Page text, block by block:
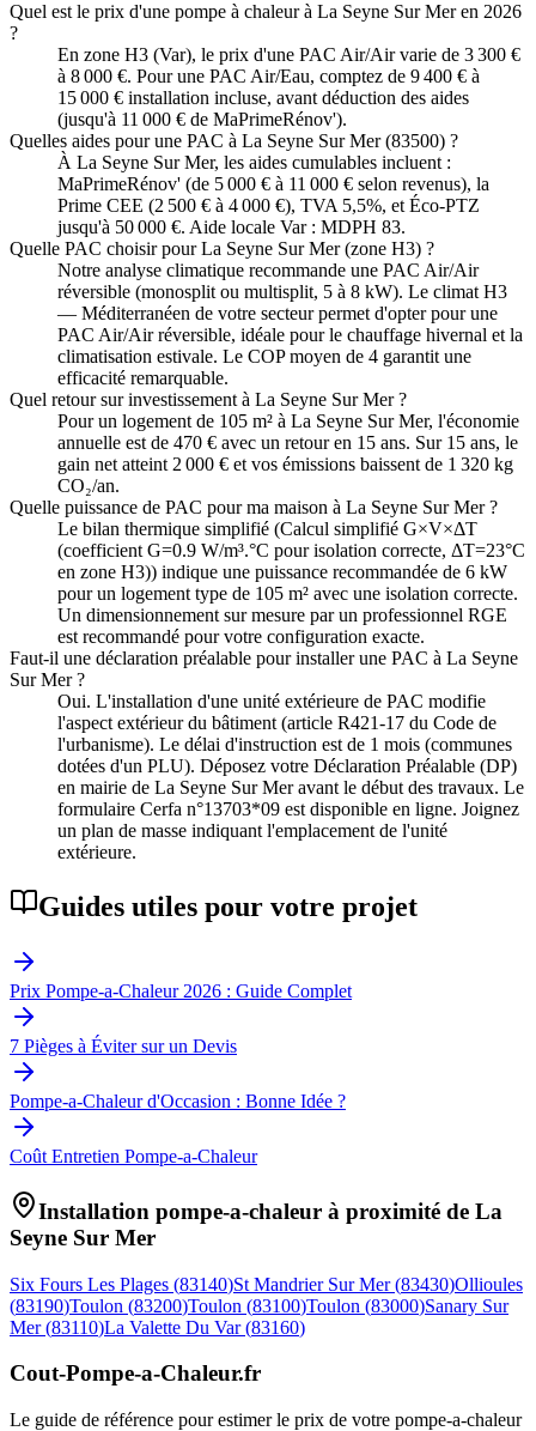
Quel est le prix d'une pompe à chaleur à La Seyne Sur Mer en 2026
?
En zone H3 (Var), le prix d'une PAC Air/Air varie de 3 300 €
à 8 000 €. Pour une PAC Air/Eau, comptez de 9 400 € à
15 000 € installation incluse, avant déduction des aides
(jusqu'à 11 000 € de MaPrimeRénov').
Quelles aides pour une PAC à La Seyne Sur Mer (83500) ?
À La Seyne Sur Mer, les aides cumulables incluent :
MaPrimeRénov' (de 5 000 € à 11 000 € selon revenus), la
Prime CEE (2 500 € à 4 000 €), TVA 5,5%, et Éco-PTZ
jusqu'à 50 000 €. Aide locale Var : MDPH 83.
Quelle PAC choisir pour La Seyne Sur Mer (zone H3) ?
Notre analyse climatique recommande une PAC Air/Air
réversible (monosplit ou multisplit, 5 à 8 kW). Le climat H3
— Méditerranéen de votre secteur permet d'opter pour une
PAC Air/Air réversible, idéale pour le chauffage hivernal et la
climatisation estivale. Le COP moyen de 4 garantit une
efficacité remarquable.
Quel retour sur investissement à La Seyne Sur Mer ?
Pour un logement de 105 m² à La Seyne Sur Mer, l'économie
annuelle est de 470 € avec un retour en 15 ans. Sur 15 ans, le
gain net atteint 2 000 € et vos émissions baissent de 1 320 kg
CO₂/an.
Quelle puissance de PAC pour ma maison à La Seyne Sur Mer ?
Le bilan thermique simplifié (Calcul simplifié G×V×ΔT
(coefficient G=0.9 W/m³.°C pour isolation correcte, ΔT=23°C
en zone H3)) indique une puissance recommandée de 6 kW
pour un logement type de 105 m² avec une isolation correcte.
Un dimensionnement sur mesure par un professionnel RGE
est recommandé pour votre configuration exacte.
Faut-il une déclaration préalable pour installer une PAC à La Seyne
Sur Mer ?
Oui. L'installation d'une unité extérieure de PAC modifie
l'aspect extérieur du bâtiment (article R421-17 du Code de
l'urbanisme). Le délai d'instruction est de 1 mois (communes
dotées d'un PLU). Déposez votre Déclaration Préalable (DP)
en mairie de La Seyne Sur Mer avant le début des travaux. Le
formulaire Cerfa n°13703*09 est disponible en ligne. Joignez
un plan de masse indiquant l'emplacement de l'unité
extérieure.
Guides utiles pour votre projet
Prix Pompe-a-Chaleur 2026 : Guide Complet
7 Pièges à Éviter sur un Devis
Pompe-a-Chaleur d'Occasion : Bonne Idée ?
Coût Entretien Pompe-a-Chaleur
Installation pompe-a-chaleur à proximité de La
Seyne Sur Mer
Six Fours Les Plages (83140)St Mandrier Sur Mer (83430)Ollioules
(83190)Toulon (83200)Toulon (83100)Toulon (83000)Sanary Sur
Mer (83110)La Valette Du Var (83160)
Cout-Pompe-a-Chaleur.fr
Le guide de référence pour estimer le prix de votre pompe-a-chaleur